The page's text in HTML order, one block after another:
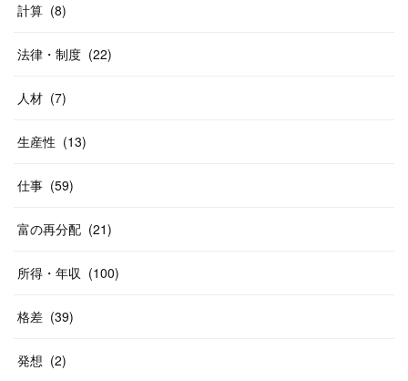
計算 (8)
法律・制度 (22)
人材 (7)
生産性 (13)
仕事 (59)
富の再分配 (21)
所得・年収 (100)
格差 (39)
発想 (2)